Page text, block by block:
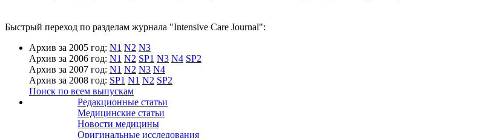
Быстрый переход по разделам журнала "Intensive Care Journal":
Архив за 2005 год: N1 N2 N3
Архив за 2006 год: N1 N2 SP1 N3 N4 SP2
Архив за 2007 год: N1 N2 N3 N4
Архив за 2008 год: SP1 N1 N2 SP2
Поиск по всем выпускам
Редакционные статьи
Медицинские статьи
Новости медицины
Оригинальные исследования